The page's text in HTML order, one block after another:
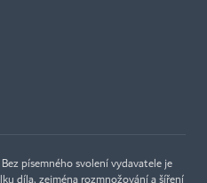
písemného svolení vydavatele je
díla, zejména rozmnožování a šíření